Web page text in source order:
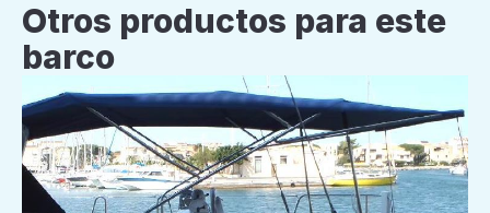
Otros productos para este
barco